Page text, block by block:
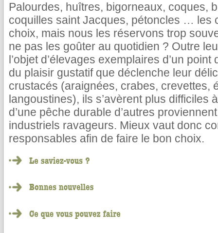
Palourdes, huîtres, bigorneaux, coques,
coquilles saint Jacques, pétoncles … les
choix, mais nous les réservons trop
ne pas les goûter au quotidien ? Outre
l’objet d’élevages exemplaires d’un
du plaisir gustatif que déclenche leur
crustacés (araignées, crabes, crevettes,
langoustines), ils s’avèrent plus difficiles
d’une pêche durable d’autres
industriels ravageurs. Mieux vaut donc
responsables afin de faire le bon choix.